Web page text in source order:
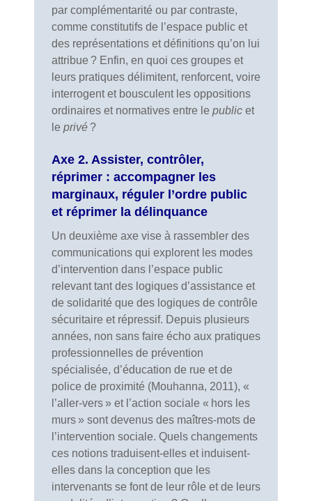
par complémentarité ou par contraste,
comme constitutifs de l’espace public et
des représentations et définitions qu’on lui
attribue ? Enfin, en quoi ces groupes et
leurs pratiques délimitent, renforcent, voire
interrogent et bousculent les oppositions
ordinaires et normatives entre le public et
le privé ?
Axe 2. Assister, contrôler,
réprimer : accompagner les
marginaux, réguler l’ordre public
et réprimer la délinquance
Un deuxième axe vise à rassembler des
communications qui explorent les modes
d’intervention dans l’espace public
relevant tant des logiques d’assistance et
de solidarité que des logiques de contrôle
sécuritaire et répressif. Depuis plusieurs
années, non sans faire écho aux pratiques
professionnelles de prévention
spécialisée, d’éducation de rue et de
police de proximité (Mouhanna, 2011), «
l’aller-vers » et l’action sociale « hors les
murs » sont devenus des maîtres-mots de
l’intervention sociale. Quels changements
ces notions traduisent-elles et induisent-
elles dans la conception que les
intervenants se font de leur rôle et de leurs